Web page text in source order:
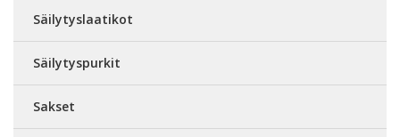
Säilytyslaatikot
Säilytyspurkit
Sakset